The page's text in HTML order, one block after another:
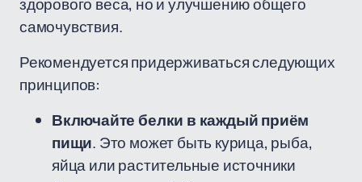
самочувствия.
Рекомендуется придерживаться следующих
принципов:
Включайте белки в каждый приём
пищи. Это может быть курица, рыба,
яйца или растительные источники